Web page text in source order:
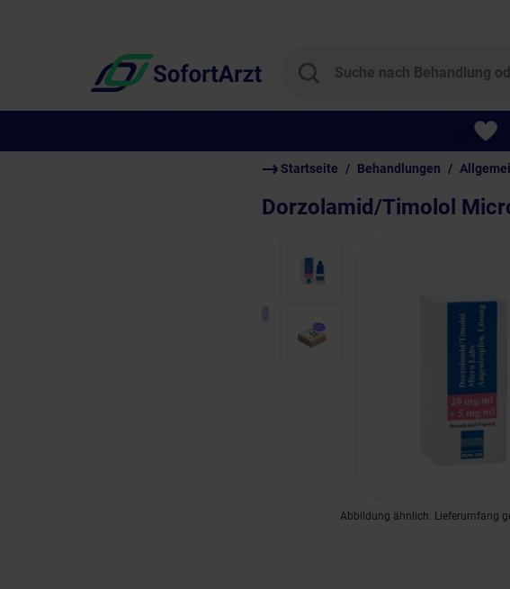
Startseite Behandlungen
Dorzolamid/Timolol
Abbildung ähnlich. Lieferumfang